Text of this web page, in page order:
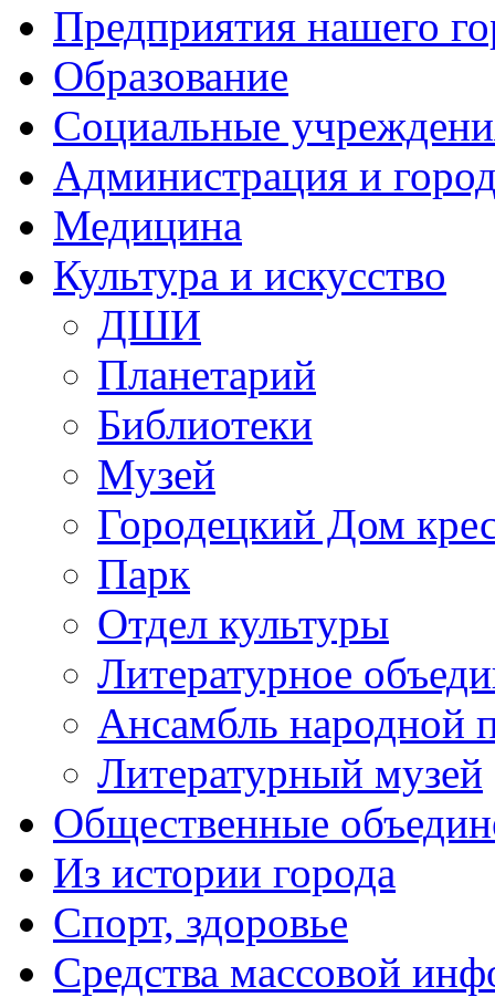
Предприятия нашего
Образование
Социальные
Администрация и
Медицина
Культура и искусство
ДШИ
Планетарий
Библиотеки
Музей
Городецкий Дом
Парк
Отдел культуры
Литературное
Ансамбль народной
Литературный музей
Общественные
Из истории города
Спорт, здоровье
Средства массовой